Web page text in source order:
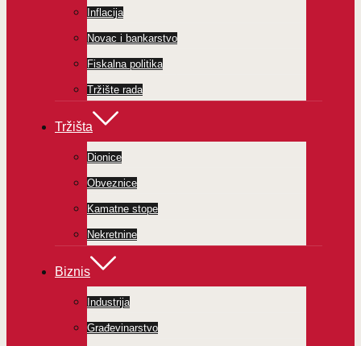
Inflacija
Novac i bankarstvo
Fiskalna politika
Tržište rada
Tržišta
Dionice
Obveznice
Kamatne stope
Nekretnine
Biznis
Industrija
Građevinarstvo